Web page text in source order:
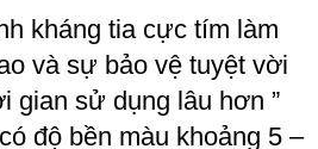
kháng tia cực tím làm
và sự bảo vệ tuyệt vời
gian sử dụng lâu hơn ”
độ bền màu khoảng 5 –